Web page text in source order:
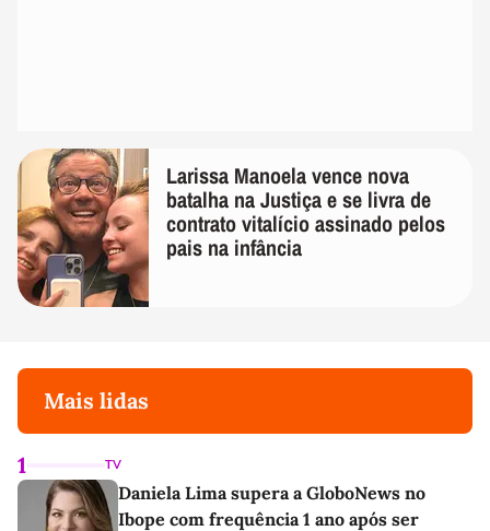
Larissa Manoela vence nova
batalha na Justiça e se livra de
contrato vitalício assinado pelos
pais na infância
Mais lidas
1 TV
Daniela Lima supera a GloboNews no
Ibope com frequência 1 ano após ser